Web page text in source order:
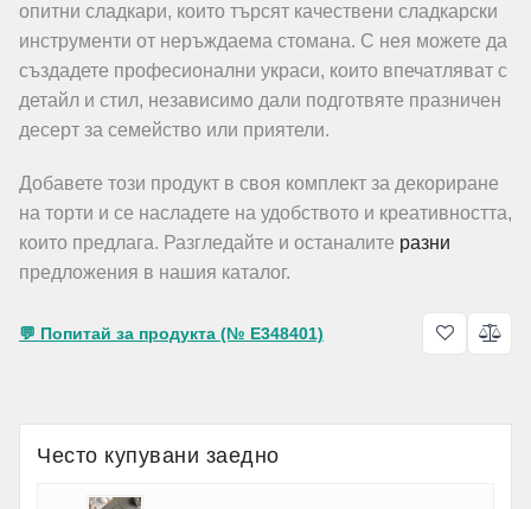
опитни сладкари, които търсят качествени сладкарски
инструменти от неръждаема стомана. С нея можете да
създадете професионални украси, които впечатляват с
детайл и стил, независимо дали подготвяте празничен
десерт за семейство или приятели.
Добавете този продукт в своя комплект за декориране
на торти и се насладете на удобството и креативността,
които предлага. Разгледайте и останалите разни
предложения в нашия каталог.
💬 Попитай за продукта (№ E348401)
Често купувани заедно